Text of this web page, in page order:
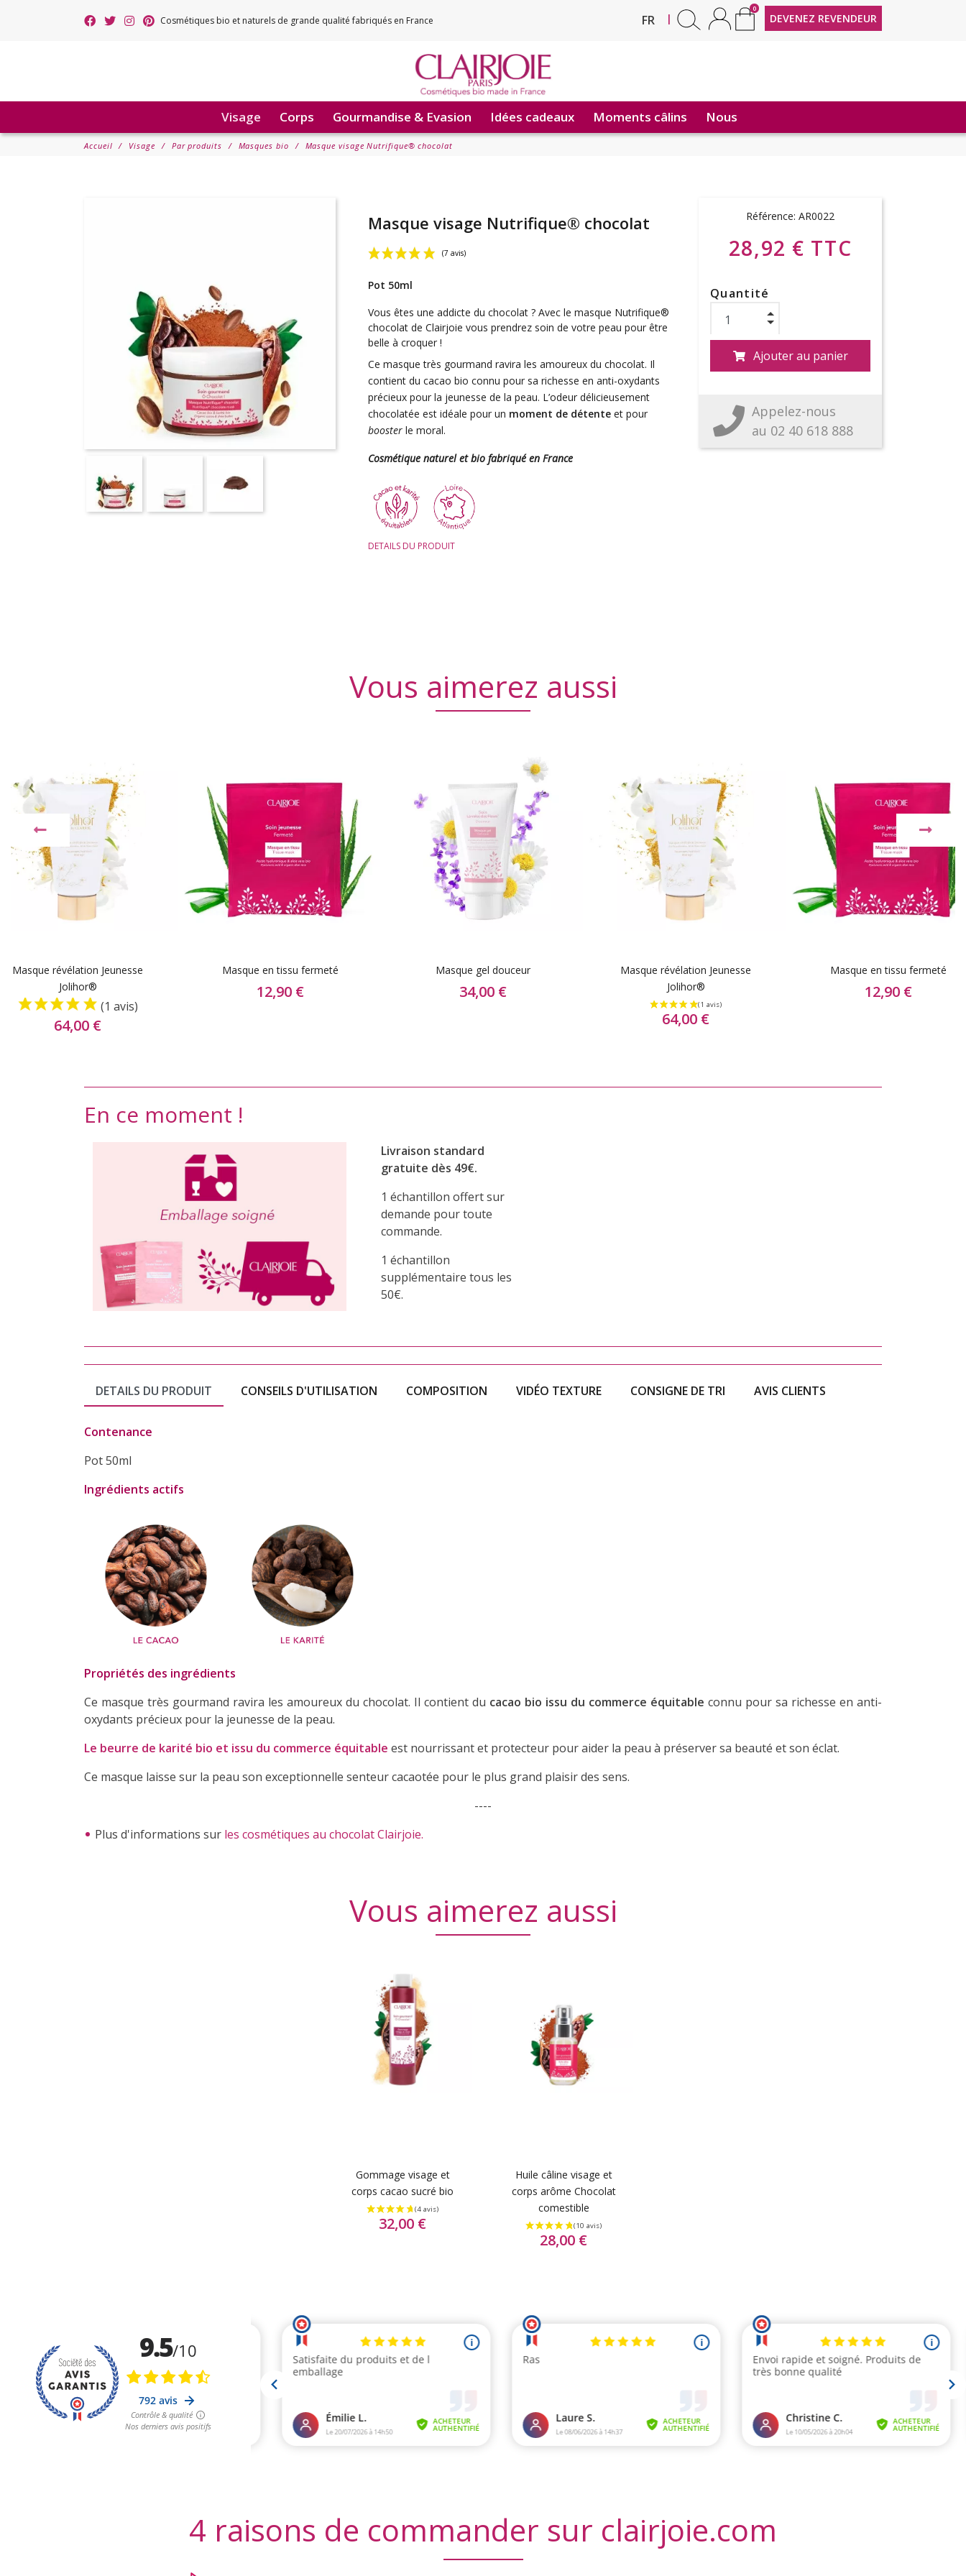
Cosmétiques bio et naturels de grande qualité fabriqués en France FR
EN |
0
DEVENEZ REVENDEUR
Visage Corps Gourmandise & Evasion Idées cadeaux Moments câlins Nous
Accueil Visage Par produits Masques bio Masque visage Nutrifique® chocolat
Masque visage Nutrifique® chocolat
Pot 50ml
Vous êtes une addicte du chocolat ? Avec le masque Nutrifique®
chocolat de Clairjoie vous prendrez soin de votre peau pour être
belle à croquer !
Ce masque très gourmand ravira les amoureux du chocolat. Il
contient du cacao bio connu pour sa richesse en anti-oxydants
précieux pour la jeunesse de la peau. L’odeur délicieusement
chocolatée est idéale pour un moment de détente et pour
booster le moral.
Cosmétique naturel et bio fabriqué en France
DETAILS DU PRODUIT
Référence: AR0022
28,92 € TTC
Quantité
Ajouter au panier
Appelez-nous
au 02 40 618 888
Vous aimerez aussi
Masque révélation Jeunesse
Jolihor®
(1 avis)
64,00 €
Masque en tissu fermeté
12,90 €
Masque gel douceur
34,00 €
Masque révélation Jeunesse
Jolihor®
64,00 €
Masque en tissu fermeté
12,90 €
En ce moment !
Livraison standard
gratuite dès 49€.
1 échantillon offert sur
demande pour toute
commande.
1 échantillon
supplémentaire tous les
50€.
DETAILS DU PRODUIT CONSEILS D'UTILISATION COMPOSITION VIDÉO TEXTURE CONSIGNE DE TRI AVIS CLIENTS
Contenance
Pot 50ml
Ingrédients actifs
Propriétés des ingrédients
Ce masque très gourmand ravira les amoureux du chocolat. Il contient du cacao bio issu du commerce équitable connu pour sa richesse en anti-
oxydants précieux pour la jeunesse de la peau.
Le beurre de karité bio et issu du commerce équitable est nourrissant et protecteur pour aider la peau à préserver sa beauté et son éclat.
Ce masque laisse sur la peau son exceptionnelle senteur cacaotée pour le plus grand plaisir des sens.
----
Plus d'informations sur les cosmétiques au chocolat Clairjoie.
Vous aimerez aussi
Gommage visage et
corps cacao sucré bio
32,00 €
Huile câline visage et
corps arôme Chocolat
comestible
28,00 €
4 raisons de commander sur clairjoie.com